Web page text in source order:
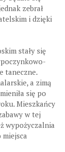
zebrał
i dzięki
stały się
taneczne.
a zimą
się po
Mieszkańcy
w tej
wypożyczalnia